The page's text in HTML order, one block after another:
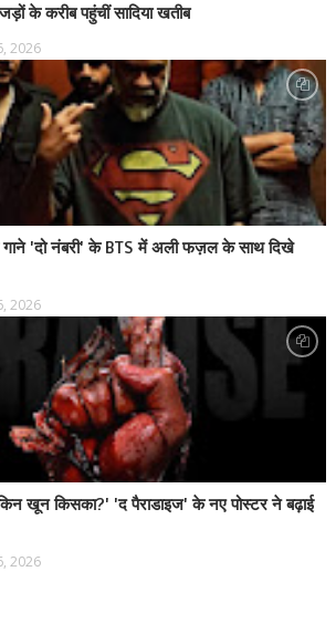
के करीब पहुंचीं सादिया खतीब
2026
गाने 'दो नंबरी' के BTS में अली फज़ल के साथ दिखे
2026
खून किसका?' 'द पैराडाइज' के नए पोस्टर ने बढ़ाई
2026